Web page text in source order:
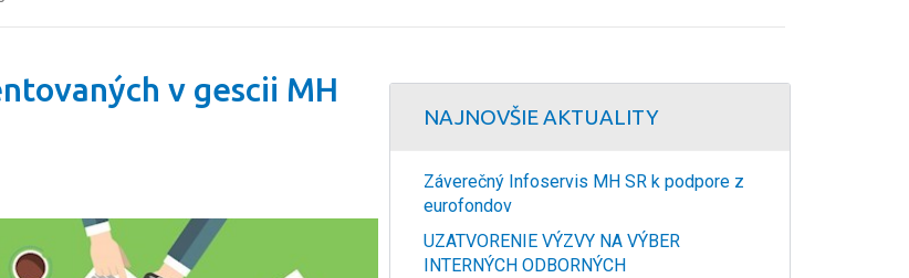
v gescii MH
NAJNOVŠIE AKTUALITY
Záverečný Infoservis MH SR k podpore z
eurofondov
UZATVORENIE VÝZVY NA VÝBER
INTERNÝCH ODBORNÝCH